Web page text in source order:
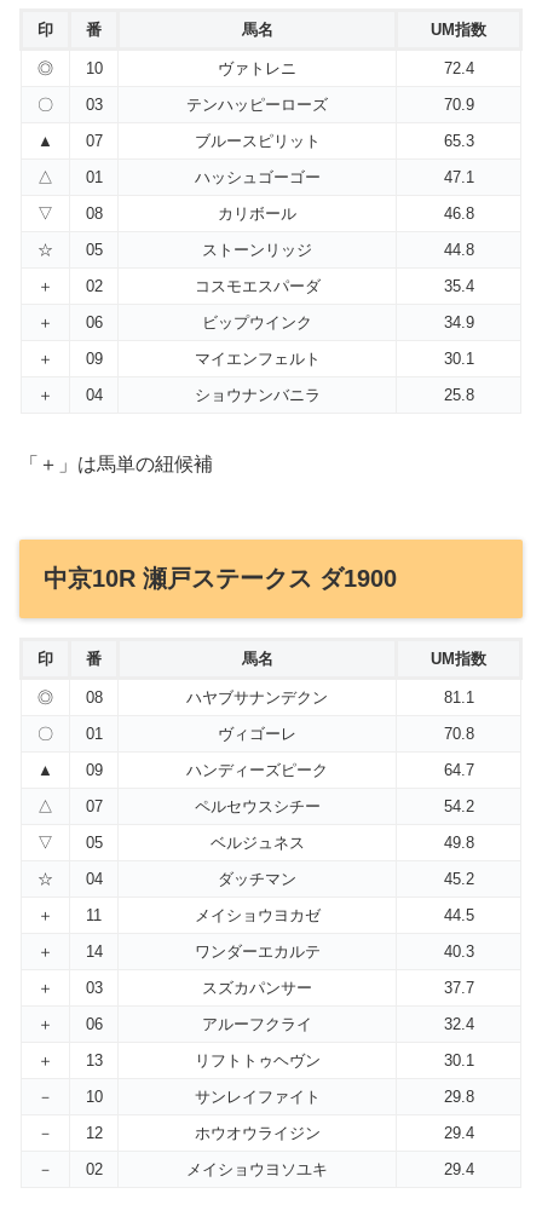
印 番 馬名 UM指数
◎ 10 ヴァトレニ
72.4
〇
03 テンハッピーローズ
70.9
▲
07 ブルースピリット
65.3
△
01 ハッシュゴーゴー
47.1
▽
08 カリボール
46.8
☆
05 ストーンリッジ
44.8
＋
02 コスモエスパーダ
35.4
＋
06 ビップウインク
34.9
＋
09 マイエンフェルト
30.1
＋
04 ショウナンバニラ 25.8
「＋」は馬単の紐候補
中京10R 瀬戸ステークス ダ1900
印 番 馬名 UM指数
◎ 08 ハヤブサナンデクン
81.1
〇
01 ヴィゴーレ
70.8
▲
09 ハンディーズピーク
64.7
△
07 ペルセウスシチー
54.2
▽
05 ベルジュネス
49.8
☆
04 ダッチマン
45.2
＋
11 メイショウヨカゼ
44.5
＋
14 ワンダーエカルテ
40.3
＋
03 スズカパンサー
37.7
＋
06 アルーフクライ
32.4
＋
13 リフトトゥヘヴン
30.1
－
10 サンレイファイト
29.8
－
12 ホウオウライジン
29.4
－
02 メイショウヨソユキ 29.4